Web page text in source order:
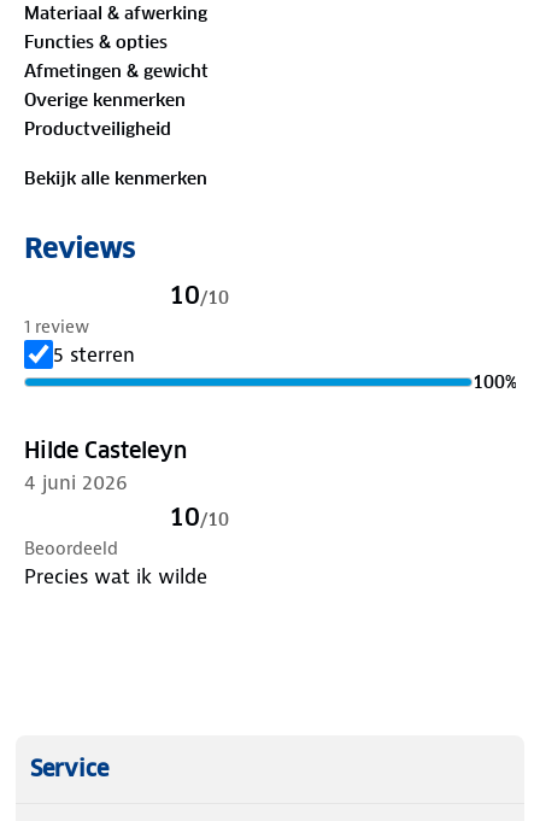
Materiaal & afwerking
Functies & opties
Afmetingen & gewicht
Overige kenmerken
Productveiligheid
Bekijk alle kenmerken
Reviews
10/10
1 review
5 sterren
100%
Hilde Casteleyn
4 juni 2026
10/10
Beoordeeld
Precies wat ik wilde
Service